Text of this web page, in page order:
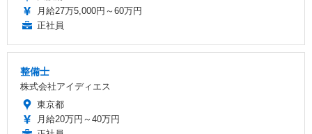
月給27万5,000円～60万円
正社員
整備士
株式会社アイディエス
東京都
月給20万円～40万円